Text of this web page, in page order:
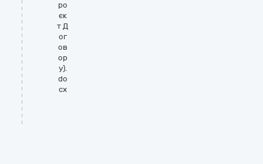
ро
єк
т Д
ог
ов
ор
у).
do
cx